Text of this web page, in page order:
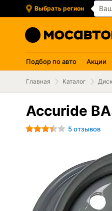
Выбрать регион
Подбор по авто Акции
Главная Каталог
Accuride
5 отзывов